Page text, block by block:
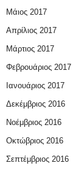
Μάιος 2017
Απρίλιος 2017
Μάρτιος 2017
Φεβρουάριος 2017
Ιανουάριος 2017
Δεκέμβριος 2016
Νοέμβριος 2016
Οκτώβριος 2016
Σεπτέμβριος 2016